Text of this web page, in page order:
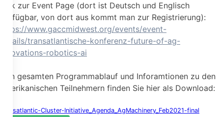
Link zur Event Page (dort ist Deutsch und Englisch
verfügbar, von dort aus kommt man zur Registrierung):
https://www.gaccmidwest.org/events/event-
details/transatlantische-konferenz-future-of-ag-
innovations-robotics-ai
Den gesamten Programmablauf und Inforamtionen zu den
amerikanischen Teilnehmern finden Sie hier als Download:
Transatlantic-Cluster-Initiative_Agenda_AgMachinery_Feb2021-final